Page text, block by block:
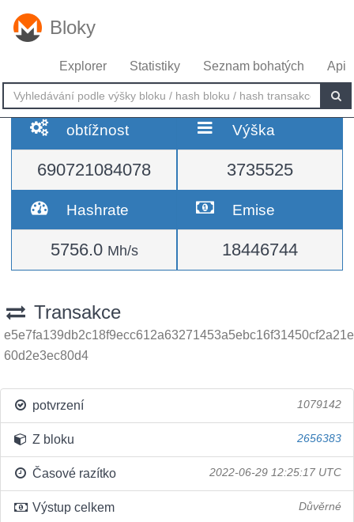
Bloky
Explorer Statistiky Seznam bohatých Api
obtížnost
690721084078
Výška
3735525
Hashrate
5756.0 Mh/s
Emise
18446744
Transakce
e5e7fa139db2c18f9ecc612a63271453a5ebc16f31450cf2a21e
60d2e3ec80d4
potvrzení 1079142
Z bloku 2656383
Časové razítko 2022-06-29 12:25:17 UTC
Výstup celkem Důvěrné